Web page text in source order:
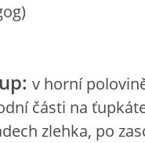
v horní
části na
zlehka, po